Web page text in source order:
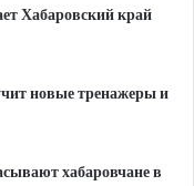
Хабаровский край
новые тренажеры и
хабаровчане в